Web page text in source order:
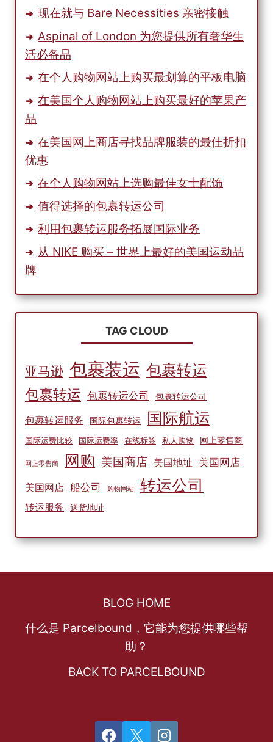
现在就与 Bare Necessities 亲密接触
Aspinal of London 为您提供所有奢华生
活必备品
在个人购物网站上购买最划算的平板电脑
在美国个人购物网站上购买最好的苹果产
品
在美国网上商店寻找品牌服装的最佳折扣
优惠
在个人购物网站上选购最佳女士配饰
值得选择的包裹转运公司
利用包裹转运服务拓展国际业务
从 NIKE 购买 – 世界上最好的美国运动品
牌
TAG CLOUD
亚马逊 包裹装运 包裹转运
包裹转运 包裹转运公司 包裹转运公司
包裹转运服务 国际包裹转运 国际航运
国际运费比较 国际运费率 在线标签 私人购物 网上零售商
网上零售商 网购 美国商店 美国地址 美国网店
美国网店 船公司 购物网站 转运公司
转运服务 送货地址
BLOG HOME
什么是 Parcelbound，它能为您提供哪些帮
助？
BACK TO PARCELBOUND